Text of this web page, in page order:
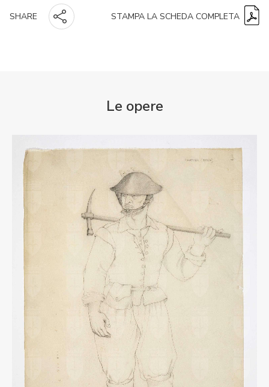
SHARE STAMPA LA SCHEDA COMPLETA
Le opere